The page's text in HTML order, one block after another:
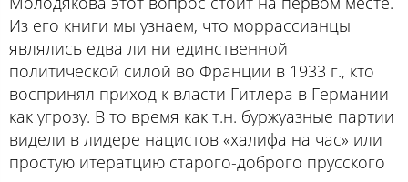
Из его книги мы узнаем, что моррассианцы
являлись едва ли ни единственной
политической силой во Франции в 1933 г., кто
воспринял приход к власти Гитлера в Германии
как угрозу. В то время как т.н. буржуазные партии
видели в лидере нацистов «халифа на час» или
простую итератцию старого-доброго прусского